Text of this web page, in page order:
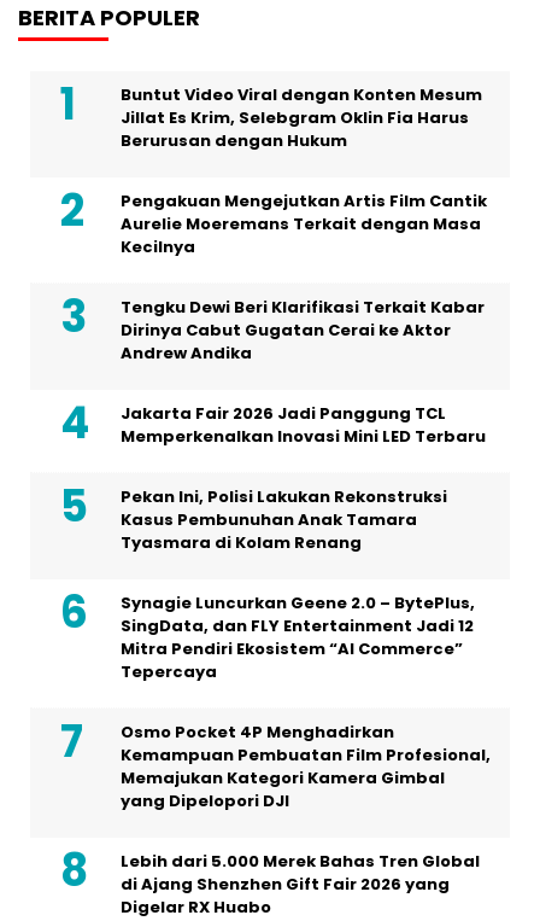
BERITA POPULER
Buntut Video Viral dengan Konten Mesum
Jillat Es Krim, Selebgram Oklin Fia Harus
Berurusan dengan Hukum
Pengakuan Mengejutkan Artis Film Cantik
Aurelie Moeremans Terkait dengan Masa
Kecilnya
Tengku Dewi Beri Klarifikasi Terkait Kabar
Dirinya Cabut Gugatan Cerai ke Aktor
Andrew Andika
Jakarta Fair 2026 Jadi Panggung TCL
Memperkenalkan Inovasi Mini LED Terbaru
Pekan Ini, Polisi Lakukan Rekonstruksi
Kasus Pembunuhan Anak Tamara
Tyasmara di Kolam Renang
Synagie Luncurkan Geene 2.0 – BytePlus,
SingData, dan FLY Entertainment Jadi 12
Mitra Pendiri Ekosistem “AI Commerce”
Tepercaya
Osmo Pocket 4P Menghadirkan
Kemampuan Pembuatan Film Profesional,
Memajukan Kategori Kamera Gimbal
yang Dipelopori DJI
Lebih dari 5.000 Merek Bahas Tren Global
di Ajang Shenzhen Gift Fair 2026 yang
Digelar RX Huabo